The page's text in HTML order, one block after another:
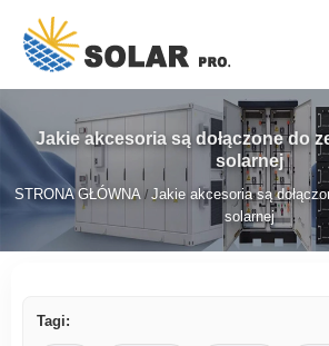
Jakie akcesoria są dołączone do
solarnej
STRONA GŁÓWNA / Jakie akcesoria są
solarnej
Tagi: